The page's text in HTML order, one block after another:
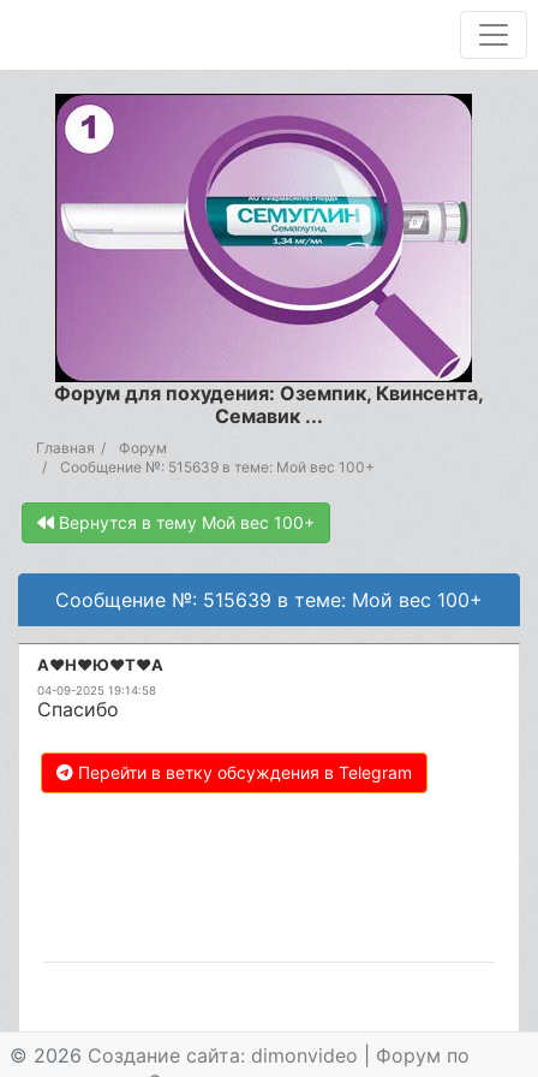
Форум для похудения: Оземпик, Квинсента,
Семавик ...
Главная
Форум
Сообщение №: 515639 в теме: Мой вес 100+
Вернутся в тему Мой вес 100+
Сообщение №: 515639 в теме: Мой вес 100+
А♥️Н♥️Ю♥️Т♥️А
04-09-2025 19:14:58
Спасибо
Перейти в ветку обсуждения в Telegram
© 2026 Создание сайта: dimonvideo
Форум по